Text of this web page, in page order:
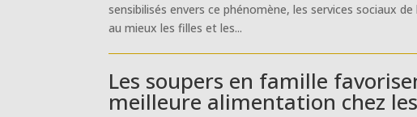
sensibilisés envers ce phénomène, les services sociaux
au mieux les filles et les...
Les soupers en famille
meilleure alimentation chez